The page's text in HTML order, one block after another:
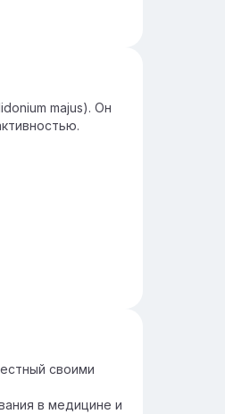
majus). Он
своими
в медицине и